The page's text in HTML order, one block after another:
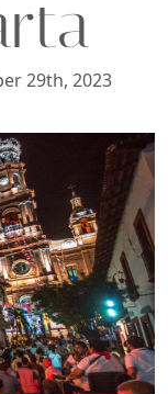
Precio Primero
29th, 2023